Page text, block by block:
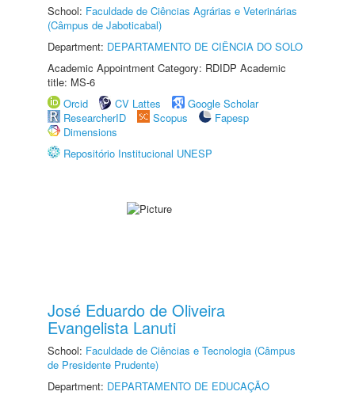
School: Faculdade de Ciências Agrárias e Veterinárias
(Câmpus de Jaboticabal)
Department: DEPARTAMENTO DE CIÊNCIA DO SOLO
Academic Appointment Category: RDIDP Academic
title: MS-6
Orcid
CV Lattes
Google Scholar
ResearcherID
Scopus
Fapesp
Dimensions
Repositório Institucional UNESP
José Eduardo de Oliveira
Evangelista Lanuti
School: Faculdade de Ciências e Tecnologia (Câmpus
de Presidente Prudente)
Department: DEPARTAMENTO DE EDUCAÇÃO